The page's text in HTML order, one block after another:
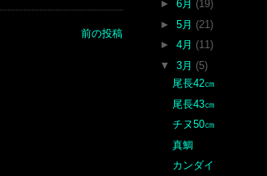
前の投稿
► 6月 (19)
► 5月 (21)
► 4月 (11)
▼ 3月 (5)
尾長42㎝
尾長43㎝
チヌ50㎝
真鯛
カンダイ